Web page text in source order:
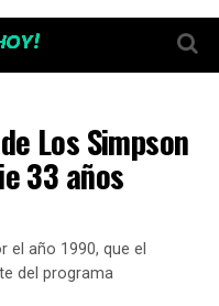
Los Simpson
33 años
el año 1990, que el
del programa